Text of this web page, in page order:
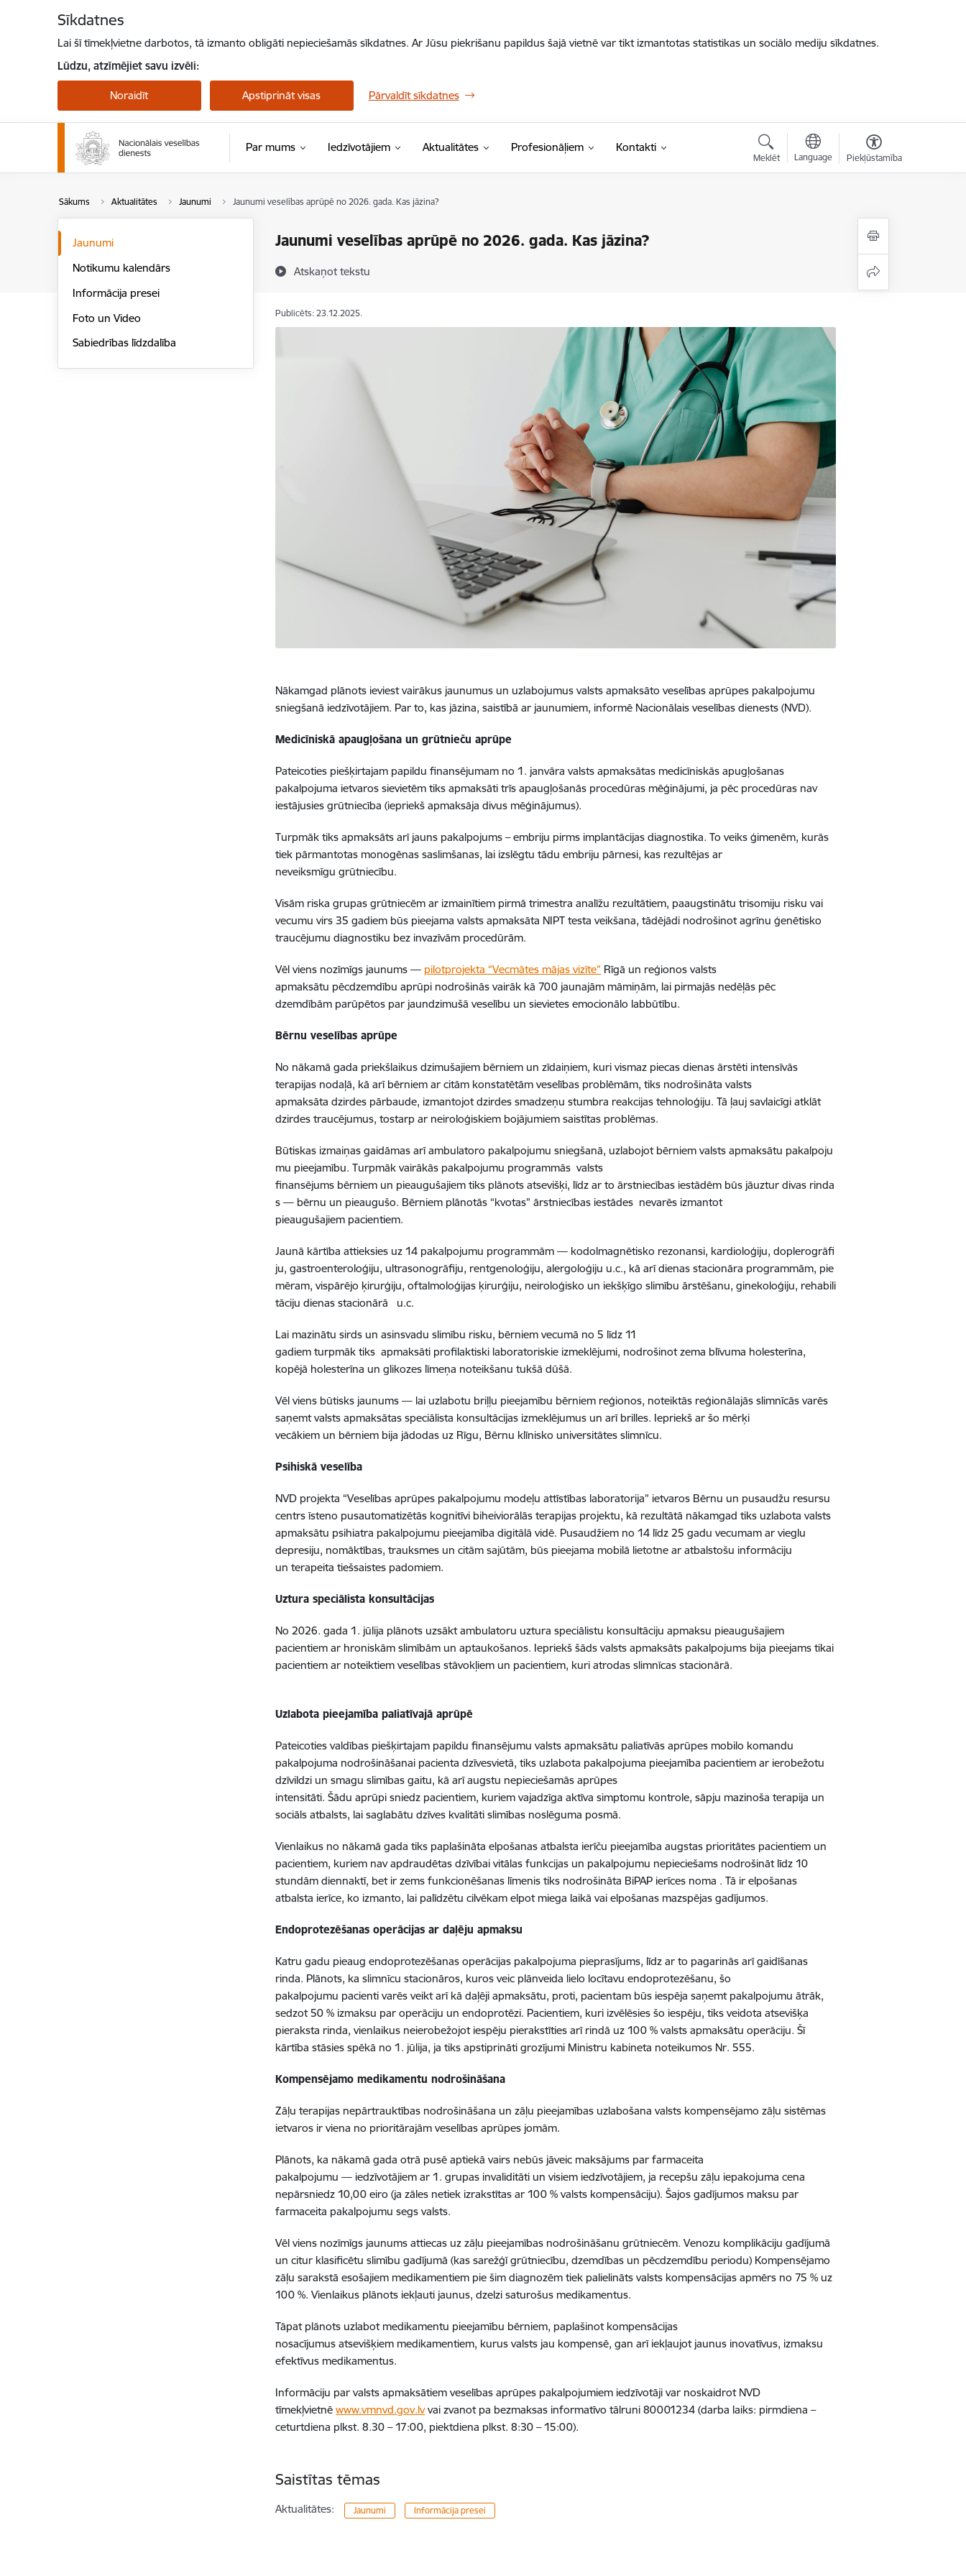
Sīkdatnes
Lai šī tīmekļvietne darbotos, tā izmanto obligāti nepieciešamās sīkdatnes. Ar Jūsu piekrišanu papildus šajā vietnē var tikt izmantotas statistikas un sociālo mediju sīkdatnes.
Lūdzu, atzīmējiet savu izvēli:
Noraidīt Apstiprināt visas Pārvaldīt sīkdatnes
Par mums Iedzīvotājiem Aktualitātes Profesionāļiem Kontakti
Meklēt Language Piekļūstamība
Sākums Aktualitātes Jaunumi Jaunumi veselības aprūpē no 2026. gada. Kas jāzina?
Jaunumi veselības aprūpē no 2026. gada. Kas jāzina?
Atskaņot tekstu
Jaunumi
Notikumu kalendārs
Informācija presei
Foto un Video
Sabiedrības līdzdalība
Publicēts: 23.12.2025.
Nākamgad plānots ieviest vairākus jaunumus un uzlabojumus valsts apmaksāto veselības aprūpes pakalpojumu
sniegšanā iedzīvotājiem. Par to, kas jāzina, saistībā ar jaunumiem, informē Nacionālais veselības dienests (NVD).
Medicīniskā apaugļošana un grūtnieču aprūpe
Pateicoties piešķirtajam papildu finansējumam no 1. janvāra valsts apmaksātas medicīniskās apugļošanas
pakalpojuma ietvaros sievietēm tiks apmaksāti trīs apaugļošanās procedūras mēģinājumi, ja pēc procedūras nav
iestājusies grūtniecība (iepriekš apmaksāja divus mēģinājumus).
Turpmāk tiks apmaksāts arī jauns pakalpojums – embriju pirms implantācijas diagnostika. To veiks ģimenēm, kurās
tiek pārmantotas monogēnas saslimšanas, lai izslēgtu tādu embriju pārnesi, kas rezultējas ar
neveiksmīgu grūtniecību.
Visām riska grupas grūtniecēm ar izmainītiem pirmā trimestra analīžu rezultātiem, paaugstinātu trisomiju risku vai
vecumu virs 35 gadiem būs pieejama valsts apmaksāta NIPT testa veikšana, tādējādi nodrošinot agrīnu ģenētisko
traucējumu diagnostiku bez invazīvām procedūrām.
Vēl viens nozīmīgs jaunums— pilotprojekta “Vecmātes mājas vizīte” Rīgā un reģionos valsts
apmaksātu pēcdzemdību aprūpi nodrošinās vairāk kā 700 jaunajām māmiņām, lai pirmajās nedēļās pēc
dzemdībām parūpētos par jaundzimušā veselību un sievietes emocionālo labbūtību.
Bērnu veselības aprūpe
No nākamā gada priekšlaikus dzimušajiem bērniem un zīdaiņiem, kuri vismaz piecas dienas ārstēti intensīvās
terapijas nodaļā, kā arī bērniem ar citām konstatētām veselības problēmām, tiks nodrošināta valsts
apmaksāta dzirdes pārbaude, izmantojot dzirdes smadzeņu stumbra reakcijas tehnoloģiju. Tā ļauj savlaicīgi atklāt
dzirdes traucējumus, tostarp ar neiroloģiskiem bojājumiem saistītas problēmas.
Būtiskas izmaiņas gaidāmas arī ambulatoro pakalpojumu sniegšanā, uzlabojot bērniem valsts apmaksātu pakalpoju
mu pieejamību. Turpmāk vairākās pakalpojumu programmās valsts
finansējums bērniem un pieaugušajiem tiks plānots atsevišķi, līdz ar to ārstniecības iestādēm būs jāuztur divas rinda
s — bērnu un pieaugušo. Bērniem plānotās “kvotas” ārstniecības iestādes nevarēs izmantot
pieaugušajiem pacientiem.
Jaunā kārtība attieksies uz 14 pakalpojumu programmām — kodolmagnētisko rezonansi, kardioloģiju, doplerogrāfi
ju, gastroenteroloģiju, ultrasonogrāfiju, rentgenoloģiju, alergoloģiju u.c., kā arī dienas stacionāra programmām, pie
mēram, vispārējo ķirurģiju, oftalmoloģijas ķirurģiju, neiroloģisko un iekšķīgo slimību ārstēšanu, ginekoloģiju, rehabili
tāciju dienas stacionārā u.c.
Lai mazinātu sirds un asinsvadu slimību risku, bērniem vecumā no 5 līdz 11
gadiem turpmāk tiks apmaksāti profilaktiski laboratoriskie izmeklējumi, nodrošinot zema blīvuma holesterīna,
kopējā holesterīna un glikozes līmeņa noteikšanu tukšā dūšā.
Vēl viens būtisks jaunums— lai uzlabotu briļļu pieejamību bērniem reģionos, noteiktās reģionālajās slimnīcās varēs
saņemt valsts apmaksātas speciālista konsultācijas izmeklējumus un arī brilles. Iepriekš ar šo mērķi
vecākiem un bērniem bija jādodas uz Rīgu, Bērnu klīnisko universitātes slimnīcu.
Psihiskā veselība
NVD projekta “Veselības aprūpes pakalpojumu modeļu attīstības laboratorija” ietvaros Bērnu un pusaudžu resursu
centrs īsteno pusautomatizētās kognitīvi biheiviorālās terapijas projektu, kā rezultātā nākamgad tiks uzlabota valsts
apmaksātu psihiatra pakalpojumu pieejamība digitālā vidē. Pusaudžiem no 14 līdz 25 gadu vecumam ar vieglu
depresiju, nomāktības, trauksmes un citām sajūtām, būs pieejama mobilā lietotne ar atbalstošu informāciju
un terapeita tiešsaistes padomiem.
Uztura speciālista konsultācijas
No 2026. gada 1. jūlija plānots uzsākt ambulatoru uztura speciālistu konsultāciju apmaksu pieaugušajiem
pacientiem ar hroniskām slimībām un aptaukošanos. Iepriekš šāds valsts apmaksāts pakalpojums bija pieejams tikai
pacientiem ar noteiktiem veselības stāvokļiem un pacientiem, kuri atrodas slimnīcas stacionārā.
Uzlabota pieejamība paliatīvajā aprūpē
Pateicoties valdības piešķirtajam papildu finansējumu valsts apmaksātu paliatīvās aprūpes mobilo komandu
pakalpojuma nodrošināšanai pacienta dzīvesvietā, tiks uzlabota pakalpojuma pieejamība pacientiem ar ierobežotu
dzīvildzi un smagu slimības gaitu, kā arī augstu nepieciešamās aprūpes
intensitāti. Šādu aprūpi sniedz pacientiem, kuriem vajadzīga aktīva simptomu kontrole, sāpju mazinoša terapija un
sociāls atbalsts, lai saglabātu dzīves kvalitāti slimības noslēguma posmā.
Vienlaikus no nākamā gada tiks paplašināta elpošanas atbalsta ierīču pieejamība augstas prioritātes pacientiem un
pacientiem, kuriem nav apdraudētas dzīvībai vitālas funkcijas un pakalpojumu nepieciešams nodrošināt līdz 10
stundām diennaktī, bet ir zems funkcionēšanas līmenis tiks nodrošināta BiPAP ierīces noma . Tā ir elpošanas
atbalsta ierīce, ko izmanto, lai palīdzētu cilvēkam elpot miega laikā vai elpošanas mazspējas gadījumos.
Endoprotezēšanas operācijas ar daļēju apmaksu
Katru gadu pieaug endoprotezēšanas operācijas pakalpojuma pieprasījums, līdz ar to pagarinās arī gaidīšanas
rinda. Plānots, ka slimnīcu stacionāros, kuros veic plānveida lielo locītavu endoprotezēšanu, šo
pakalpojumu pacienti varēs veikt arī kā daļēji apmaksātu, proti, pacientam būs iespēja saņemt pakalpojumu ātrāk,
sedzot 50 % izmaksu par operāciju un endoprotēzi. Pacientiem, kuri izvēlēsies šo iespēju, tiks veidota atsevišķa
pieraksta rinda, vienlaikus neierobežojot iespēju pierakstīties arī rindā uz 100 % valsts apmaksātu operāciju. Šī
kārtība stāsies spēkā no 1. jūlija, ja tiks apstiprināti grozījumi Ministru kabineta noteikumos Nr. 555.
Kompensējamo medikamentu nodrošināšana
Zāļu terapijas nepārtrauktības nodrošināšana un zāļu pieejamības uzlabošana valsts kompensējamo zāļu sistēmas
ietvaros ir viena no prioritārajām veselības aprūpes jomām.
Plānots, ka nākamā gada otrā pusē aptiekā vairs nebūs jāveic maksājums par farmaceita
pakalpojumu — iedzīvotājiem ar 1. grupas invaliditāti un visiem iedzīvotājiem, ja recepšu zāļu iepakojuma cena
nepārsniedz 10,00 eiro (ja zāles netiek izrakstītas ar 100 % valsts kompensāciju). Šajos gadījumos maksu par
farmaceita pakalpojumu segs valsts.
Vēl viens nozīmīgs jaunums attiecas uz zāļu pieejamības nodrošināšanu grūtniecēm. Venozu komplikāciju gadījumā
un citur klasificētu slimību gadījumā (kas sarežģī grūtniecību, dzemdības un pēcdzemdību periodu) Kompensējamo
zāļu sarakstā esošajiem medikamentiem pie šim diagnozēm tiek palielināts valsts kompensācijas apmērs no 75 % uz
100 %. Vienlaikus plānots iekļauti jaunus, dzelzi saturošus medikamentus.
Tāpat plānots uzlabot medikamentu pieejamību bērniem, paplašinot kompensācijas
nosacījumus atsevišķiem medikamentiem, kurus valsts jau kompensē, gan arī iekļaujot jaunus inovatīvus, izmaksu
efektīvus medikamentus.
Informāciju par valsts apmaksātiem veselības aprūpes pakalpojumiem iedzīvotāji var noskaidrot NVD
tīmekļvietnēwww.vmnvd.gov.lvvai zvanot pa bezmaksas informatīvo tālruni 80001234 (darba laiks: pirmdiena –
ceturtdiena plkst. 8.30 – 17:00, piektdiena plkst. 8:30 – 15:00).
Saistītas tēmas
Aktualitātes: Jaunumi Informācija presei